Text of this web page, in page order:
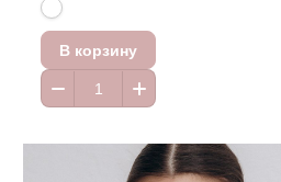
В корзину